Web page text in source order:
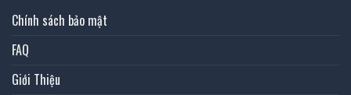
Chính sách bảo mật
FAQ
Giới Thiệu